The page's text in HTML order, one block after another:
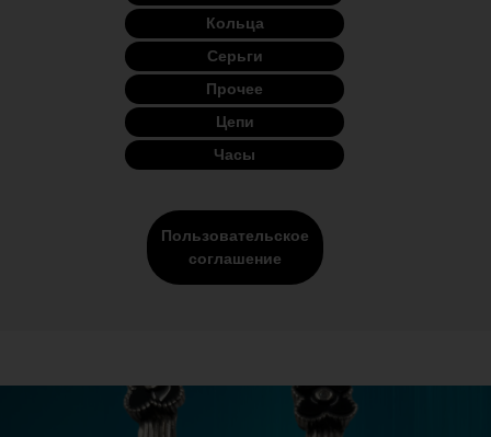
Кольца
Серьги
Цепи
Часы
Прочее
Пользовательское
соглашение